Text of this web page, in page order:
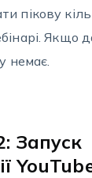
пікову
Якщо
немає.
Запуск